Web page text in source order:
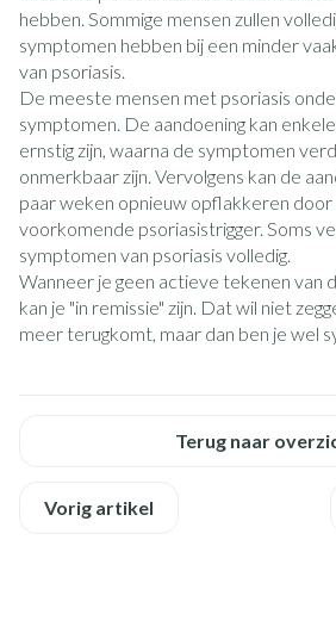
hebben. Sommige mensen zullen
symptomen hebben bij een minder
van psoriasis.
De meeste mensen met psoriasis
symptomen. De aandoening kan
ernstig zijn, waarna de symptomen
onmerkbaar zijn. Vervolgens kan de
paar weken opnieuw opflakkeren door
voorkomende psoriasistrigger. Soms
symptomen van psoriasis volledig.
Wanneer je geen actieve tekenen van
kan je "in remissie" zijn. Dat wil niet
meer terugkomt, maar dan ben je wel
Terug naar
Vorig artikel